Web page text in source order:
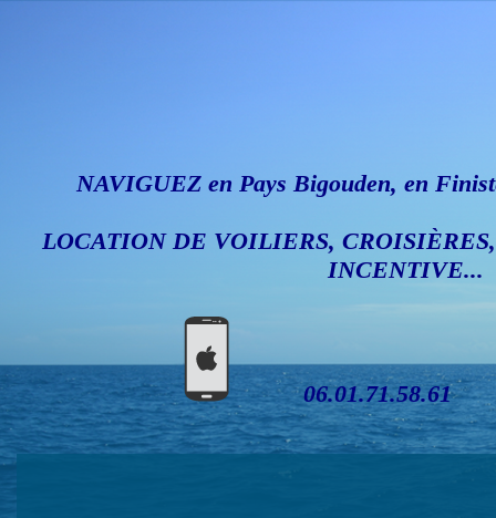
NAVIGUEZ en Pays Bigouden, en
LOCATION DE VOILIERS,
INCENTIVE...
06.01.71.58.61